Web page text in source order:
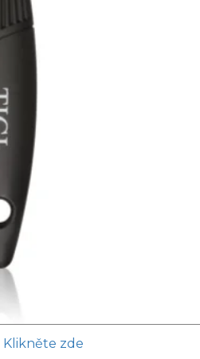
Klikněte zde